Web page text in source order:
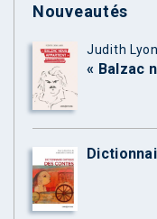
Nouveautés
Judith
« Balzac